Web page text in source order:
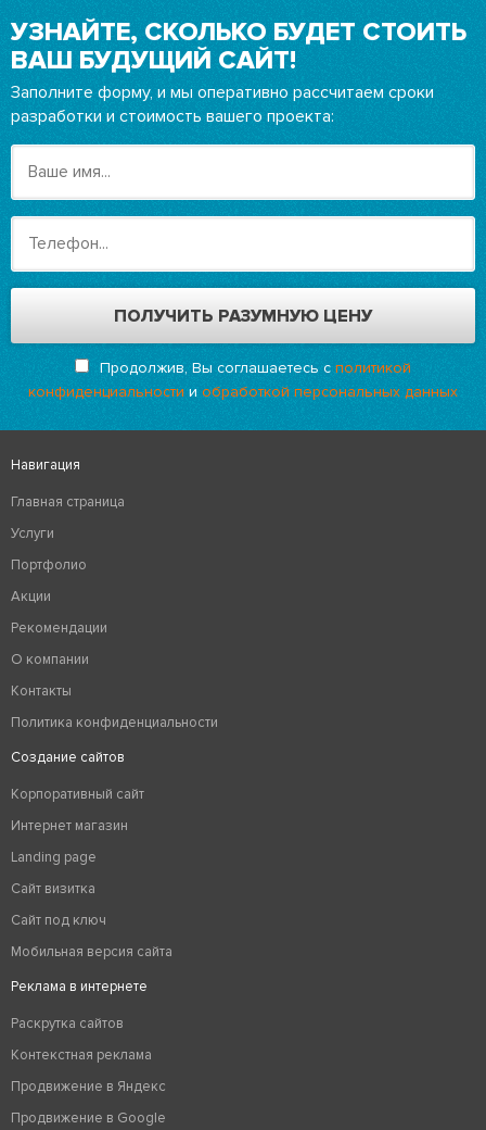
УЗНАЙТЕ, СКОЛЬКО БУДЕТ СТОИТЬ
ВАШ БУДУЩИЙ САЙТ!
Заполните форму, и мы оперативно рассчитаем сроки
разработки и стоимость вашего проекта:
Продолжив, Вы соглашаетесь с политикой
конфиденциальности и обработкой персональных данных
Навигация
Главная страница
Услуги
Портфолио
Акции
Рекомендации
О компании
Контакты
Политика конфиденциальности
Создание сайтов
Корпоративный сайт
Интернет магазин
Landing page
Сайт визитка
Сайт под ключ
Мобильная версия сайта
Реклама в интернете
Раскрутка сайтов
Контекстная реклама
Продвижение в Яндекс
Продвижение в Google